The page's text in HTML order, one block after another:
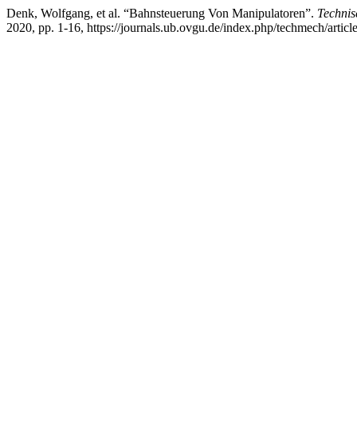
Denk, Wolfgang, et al. “Bahnsteuerung Von Manipulatoren”.
2020, pp. 1-16, https://journals.ub.ovgu.de/index.php/techmech/